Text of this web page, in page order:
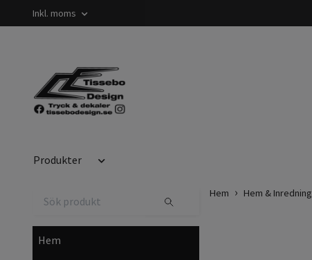
Inkl. moms
Produkter
Hem
Hem Hem & Inredning